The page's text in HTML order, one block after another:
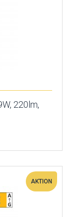
220lm,
AKTION